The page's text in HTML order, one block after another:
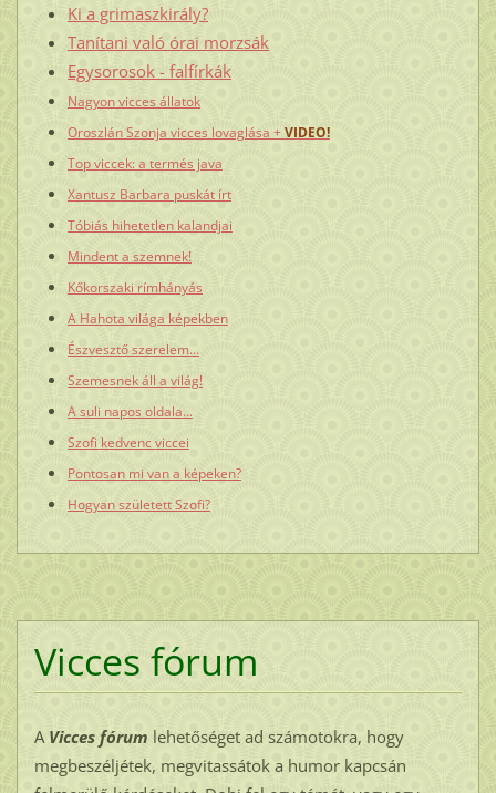
Ki a grimaszkirály?
Tanítani való órai morzsák
Egysorosok - falfírkák
Nagyon vicces állatok
Oroszlán Szonja vicces lovaglása +VIDEO!
Top viccek: a termés java
Xantusz Barbara puskát írt
Tóbiás hihetetlen kalandjai
Mindent a szemnek!
Kőkorszaki rímhányás
A Hahota világa képekben
Észvesztő szerelem...
Szemesnek áll a világ!
A suli napos oldala...
Szofi kedvenc viccei
Pontosan mi van a képeken?
Hogyan született Szofi?
Vicces fórum
A Vicces fórum lehetőséget ad számotokra, hogy
megbeszéljétek, megvitassátok a humor kapcsán